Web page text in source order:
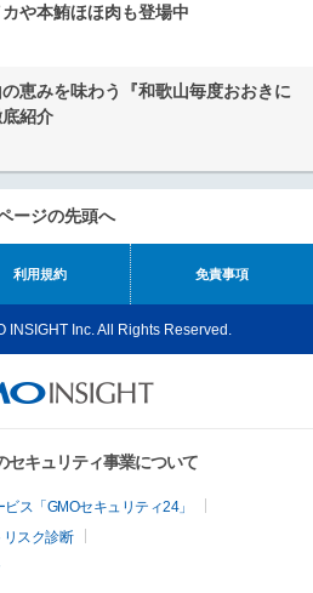
や本鮪ほほ肉も登場中
恵みを味わう『和歌山毎度おおきに
紹介
ージの先頭へ
利用規約 免責事項
Inc. All Rights Reserved.
セキュリティ事業について
ス「GMOセキュリティ24」
スク診断